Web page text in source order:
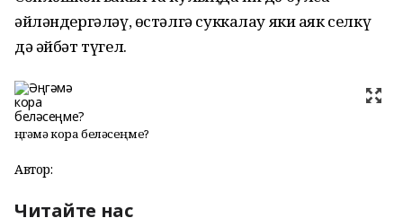
әйләндергәләү, өстәлгә суккалау яки аяк селкү
дә әйбәт түгел.
Әңгәмә кора беләсеңме?
Автор:
Читайте нас